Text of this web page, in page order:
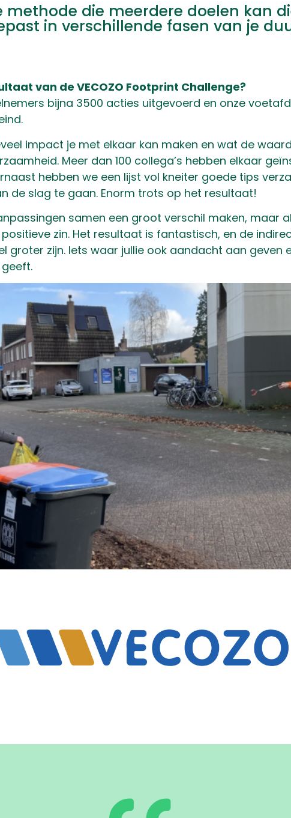
methode die meerdere doelen kan
in verschillende fasen van je
van de VECOZO Footprint Challenge?
bijna 3500 acties uitgevoerd en onze
impact je met elkaar kan maken en wat de
Meer dan 100 collega’s hebben elkaar
hebben we een lijst vol kneiter goede tips
de slag te gaan. Enorm trots op het resultaat!
samen een groot verschil maken, maar
zin. Het resultaat is fantastisch, en de
groter zijn. Iets waar jullie ook aandacht aan geven
2026:
er meer van dan een
verander gedrag en
inpact met ons40-daagse
op voor de mogelijkheden